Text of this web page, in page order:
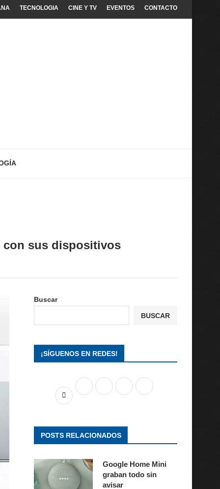
TECNOLOGIA CINE Y TV EVENTOS CONTACTO
con sus dispositivos
Buscar
BUSCAR
¡SÍGUENOS EN REDES!
POSTS RELACIONADOS
Google Home Mini
graban todo sin
avisar